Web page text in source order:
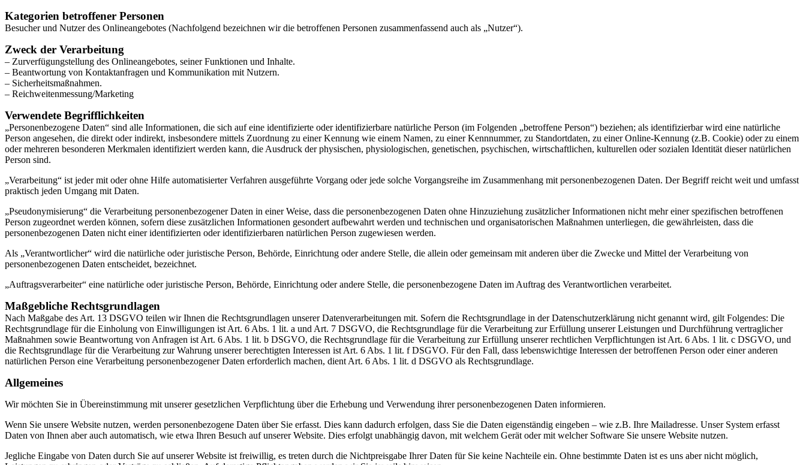
Kategorien betroffener Personen
Besucher und Nutzer des Onlineangebotes (Nachfolgend bezeichnen wir die betroffenen Personen zusammenfassend auch als „Nutzer“).
Zweck der Verarbeitung
– Zurverfügungstellung des Onlineangebotes, seiner Funktionen und Inhalte.
– Beantwortung von Kontaktanfragen und Kommunikation mit Nutzern.
– Sicherheitsmaßnahmen.
– Reichweitenmessung/Marketing
Verwendete Begrifflichkeiten
„Personenbezogene Daten“ sind alle Informationen, die sich auf eine identifizierte oder identifizierbare natürliche Person (im Folgenden „betroffene Person“) beziehen; als identifizierbar wird eine natürliche
Person angesehen, die direkt oder indirekt, insbesondere mittels Zuordnung zu einer Kennung wie einem Namen, zu einer Kennnummer, zu Standortdaten, zu einer Online-Kennung (z.B. Cookie) oder zu einem
oder mehreren besonderen Merkmalen identifiziert werden kann, die Ausdruck der physischen, physiologischen, genetischen, psychischen, wirtschaftlichen, kulturellen oder sozialen Identität dieser natürlichen
Person sind.
„Verarbeitung“ ist jeder mit oder ohne Hilfe automatisierter Verfahren ausgeführte Vorgang oder jede solche Vorgangsreihe im Zusammenhang mit personenbezogenen Daten. Der Begriff reicht weit und umfasst
praktisch jeden Umgang mit Daten.
„Pseudonymisierung“ die Verarbeitung personenbezogener Daten in einer Weise, dass die personenbezogenen Daten ohne Hinzuziehung zusätzlicher Informationen nicht mehr einer spezifischen betroffenen
Person zugeordnet werden können, sofern diese zusätzlichen Informationen gesondert aufbewahrt werden und technischen und organisatorischen Maßnahmen unterliegen, die gewährleisten, dass die
personenbezogenen Daten nicht einer identifizierten oder identifizierbaren natürlichen Person zugewiesen werden.
Als „Verantwortlicher“ wird die natürliche oder juristische Person, Behörde, Einrichtung oder andere Stelle, die allein oder gemeinsam mit anderen über die Zwecke und Mittel der Verarbeitung von
personenbezogenen Daten entscheidet, bezeichnet.
„Auftragsverarbeiter“ eine natürliche oder juristische Person, Behörde, Einrichtung oder andere Stelle, die personenbezogene Daten im Auftrag des Verantwortlichen verarbeitet.
Maßgebliche Rechtsgrundlagen
Nach Maßgabe des Art. 13 DSGVO teilen wir Ihnen die Rechtsgrundlagen unserer Datenverarbeitungen mit. Sofern die Rechtsgrundlage in der Datenschutzerklärung nicht genannt wird, gilt Folgendes: Die
Rechtsgrundlage für die Einholung von Einwilligungen ist Art. 6 Abs. 1 lit. a und Art. 7 DSGVO, die Rechtsgrundlage für die Verarbeitung zur Erfüllung unserer Leistungen und Durchführung vertraglicher
Maßnahmen sowie Beantwortung von Anfragen ist Art. 6 Abs. 1 lit. b DSGVO, die Rechtsgrundlage für die Verarbeitung zur Erfüllung unserer rechtlichen Verpflichtungen ist Art. 6 Abs. 1 lit. c DSGVO, und
die Rechtsgrundlage für die Verarbeitung zur Wahrung unserer berechtigten Interessen ist Art. 6 Abs. 1 lit. f DSGVO. Für den Fall, dass lebenswichtige Interessen der betroffenen Person oder einer anderen
natürlichen Person eine Verarbeitung personenbezogener Daten erforderlich machen, dient Art. 6 Abs. 1 lit. d DSGVO als Rechtsgrundlage.
Allgemeines
Wir möchten Sie in Übereinstimmung mit unserer gesetzlichen Verpflichtung über die Erhebung und Verwendung ihrer personenbezogenen Daten informieren.
Wenn Sie unsere Website nutzen, werden personenbezogene Daten über Sie erfasst. Dies kann dadurch erfolgen, dass Sie die Daten eigenständig eingeben – wie z.B. Ihre Mailadresse. Unser System erfasst
Daten von Ihnen aber auch automatisch, wie etwa Ihren Besuch auf unserer Website. Dies erfolgt unabhängig davon, mit welchem Gerät oder mit welcher Software Sie unsere Website nutzen.
Jegliche Eingabe von Daten durch Sie auf unserer Website ist freiwillig, es treten durch die Nichtpreisgabe Ihrer Daten für Sie keine Nachteile ein. Ohne bestimmte Daten ist es uns aber nicht möglich,